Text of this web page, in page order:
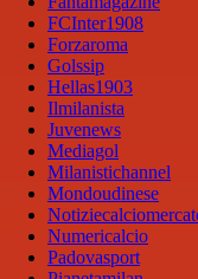
FCInter1908
Forzaroma
Golssip
Hellas1903
Ilmilanista
Juvenews
Mediagol
Milanistichannel
Mondoudinese
Numericalcio
Padovasport